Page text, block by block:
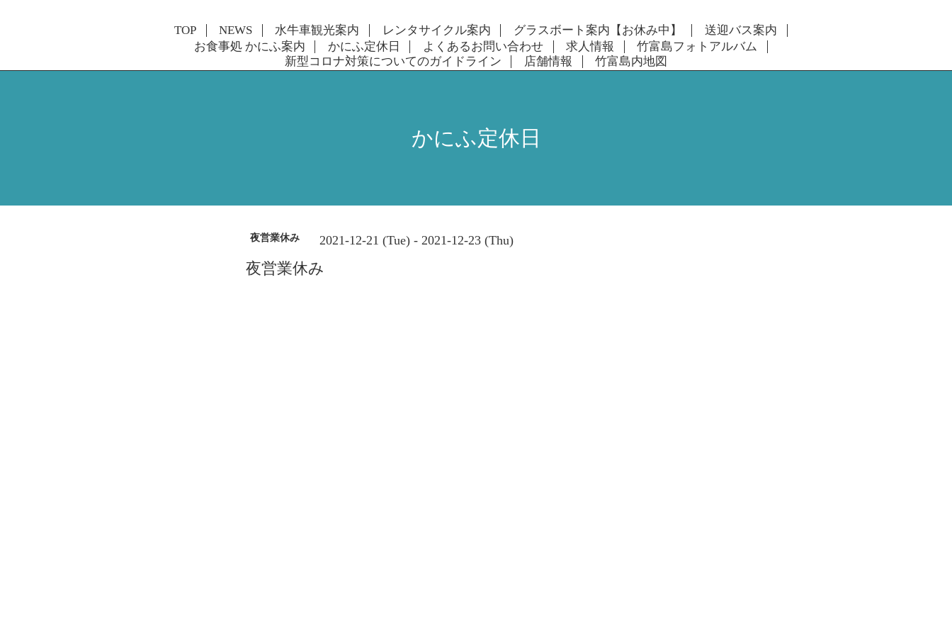
TOP NEWS 水牛車観光案内 レンタサイクル案内 グラスボート案内【お休み中】
送迎バス案内
お食事処 かにふ案内
かにふ定休日 よくあるお問い合わせ 求人情報
竹富島フォトアルバム
新型コロナ対策についてのガイドライン
店舗情報 竹富島内地図
かにふ定休日
夜営業休み 2021-12-21 (Tue) - 2021-12-23 (Thu)
夜営業休み